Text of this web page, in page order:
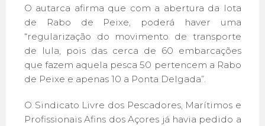
O autarca afirma que com a abertura da lota
de Rabo de Peixe, poderá haver uma
“regularização do movimento de transporte
de lula, pois das cerca de 60 embarcações
que fazem aquela pesca 50 pertencem a Rabo
de Peixe e apenas 10 a Ponta Delgada”.
O Sindicato Livre dos Pescadores, Marítimos e
Profissionais Afins dos Açores já havia pedido a